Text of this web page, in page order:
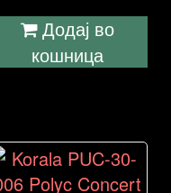
Додај во
кошница